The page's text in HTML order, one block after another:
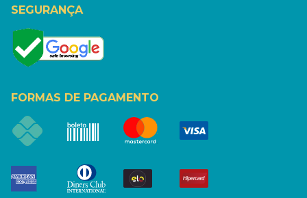
SEGURANÇA
FORMAS DE PAGAMENTO